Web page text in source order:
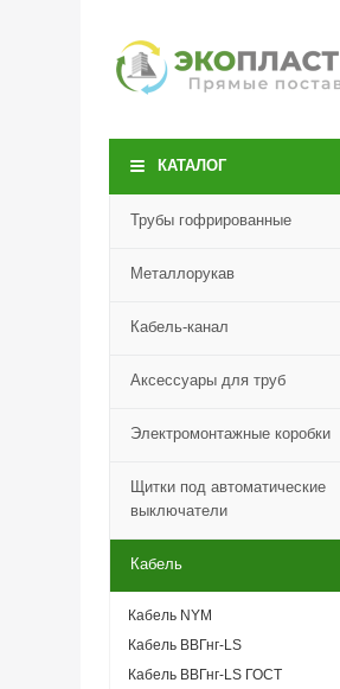
КАТАЛОГ
Трубы гофрированные
Металлорукав
Кабель-канал
Аксессуары для труб
Электромонтажные коробки
Щитки под автоматические
выключатели
Кабель
Кабель NYM
Кабель ВВГнг-LS
Кабель ВВГнг-LS ГОСТ